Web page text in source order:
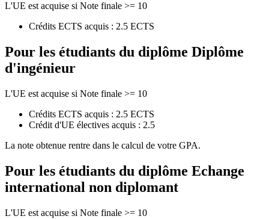
L'UE est acquise si Note finale >= 10
Crédits ECTS acquis : 2.5 ECTS
Pour les étudiants du diplôme Diplôme
d'ingénieur
L'UE est acquise si Note finale >= 10
Crédits ECTS acquis : 2.5 ECTS
Crédit d'UE électives acquis : 2.5
La note obtenue rentre dans le calcul de votre GPA.
Pour les étudiants du diplôme Echange
international non diplomant
L'UE est acquise si Note finale >= 10